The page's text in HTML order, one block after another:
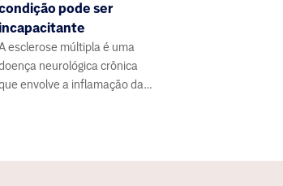
pode ser
esclerose múltipla é uma
neurológica crônica
envolve a inflamação da
a camada que